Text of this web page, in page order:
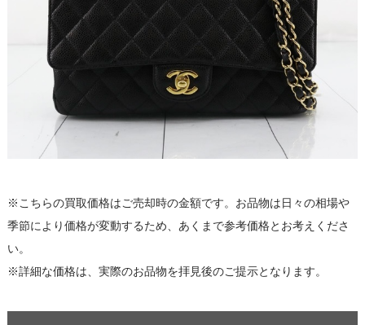
※こちらの買取価格はご売却時の金額です。お品物は日々の相場や
季節により価格が変動するため、あくまで参考価格とお考えくださ
い。
※詳細な価格は、実際のお品物を拝見後のご提示となります。